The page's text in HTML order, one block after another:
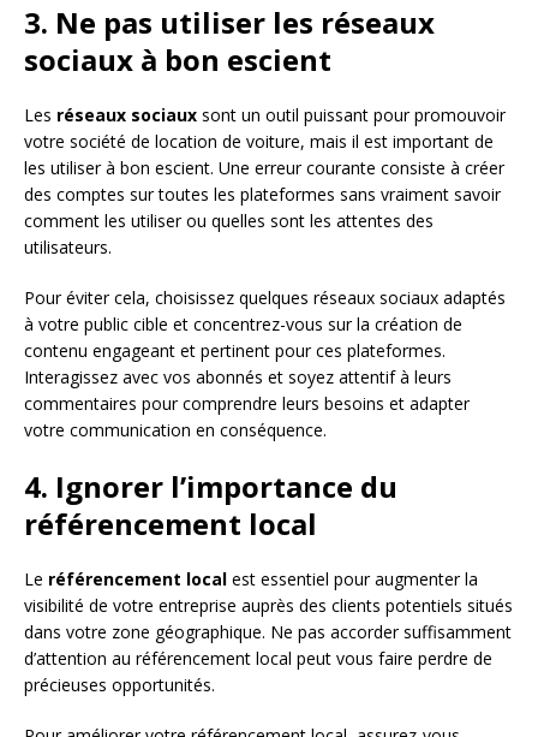
3. Ne pas utiliser les réseaux
sociaux à bon escient
Les réseaux sociaux sont un outil puissant pour promouvoir
votre société de location de voiture, mais il est important de
les utiliser à bon escient. Une erreur courante consiste à créer
des comptes sur toutes les plateformes sans vraiment savoir
comment les utiliser ou quelles sont les attentes des
utilisateurs.
Pour éviter cela, choisissez quelques réseaux sociaux adaptés
à votre public cible et concentrez-vous sur la création de
contenu engageant et pertinent pour ces plateformes.
Interagissez avec vos abonnés et soyez attentif à leurs
commentaires pour comprendre leurs besoins et adapter
votre communication en conséquence.
4. Ignorer l’importance du
référencement local
Le référencement local est essentiel pour augmenter la
visibilité de votre entreprise auprès des clients potentiels situés
dans votre zone géographique. Ne pas accorder suffisamment
d’attention au référencement local peut vous faire perdre de
précieuses opportunités.